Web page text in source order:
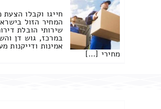
חייגו וקבלו
המחיר הזול
שירותי הובלת
במרכז, גוש דן
אמינות ודייקנות
מחירי […]